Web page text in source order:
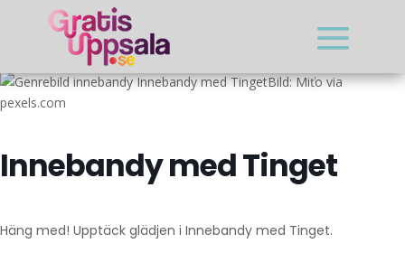
Bild: Miťo via
pexels.com
Innebandy med Tinget
Häng med! Upptäck glädjen i Innebandy med Tinget.